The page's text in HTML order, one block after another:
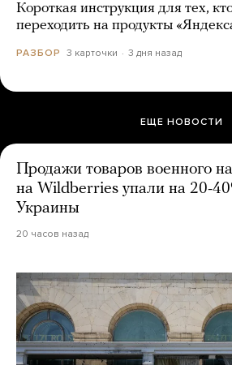
Короткая инструкция для тех,
переходить на продукты
РАЗБОР 3 карточки 3 дня назад
ЕЩЕ НОВОСТИ
Продажи товаров военного
на Wildberries упали на 20-
Украины
20 часов назад